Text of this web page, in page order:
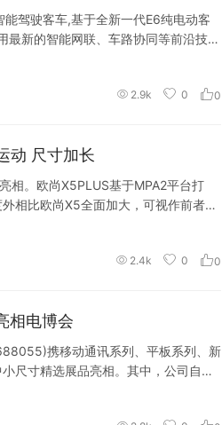
驾驶客车,基于全新一代E6纯电动客
最新的智能网联、车路协同等前沿技
2.9k 0 0
动 尺寸加长
相。欧尚X5PLUS基于MPA2平台打
相比欧尚X5全面加大，可视作前者
2.4k 0 0
相电博会
携移动通讯系列、平板系列、新
尺寸精选展品亮相。其中，公司自主